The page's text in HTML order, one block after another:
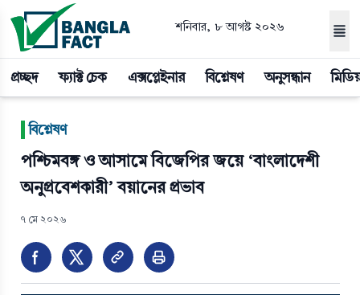
শনিবার, ৮ আগস্ট ২০২৬
প্রচ্ছদ ফ্যাক্ট চেক এক্সপ্লেইনার বিশ্লেষণ অনুসন্ধান
বিশ্লেষণ
পশ্চিমবঙ্গ ও আসামে বিজেপির জয়ে ‘বাংলাদেশী
অনুপ্রবেশকারী’ বয়ানের প্রভাব
৭ মে ২০২৬